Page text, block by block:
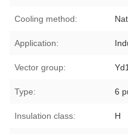
Cooling method:
Application:
Vector group:
Type: 6
Insulation class: H